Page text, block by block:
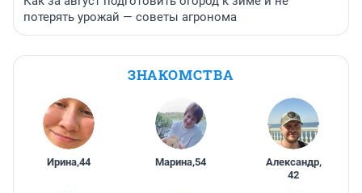
потерять урожай — советы агронома
ЗНАКОМСТВА
Ирина,44 Марина,54 Александр,
42